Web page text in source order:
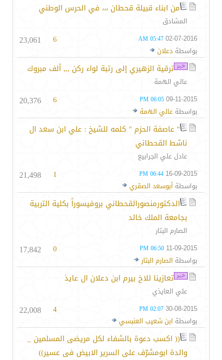
من ابناء قبيلة قحطان ،،، في الحرس الوطني
المشادق
02-07-2016
05:47 AM
بواسطة دعلان
6
23,061
ترقية الزهيري إلى رتبة لواء ركن ,,, ألف مبروك
عالي الهمة
09-11-2015
06:05 PM
بواسطة عالي الهمة
6
20,376
" عاصفة الحزم " كلمه للشيخ : علي ابن سعد ال
ناشط القحطاني
عادل علي الجرابيع
16-09-2015
06:44 PM
بواسطة أبوسعد الصقري
1
21,498
الدكتورمنصورالقحطاني بروفيسوراً بكلية التربية
بجامعة الملك خالد
الصارم البتار
11-09-2015
06:50 PM
بواسطة الصارم البتار
0
17,842
تعازينا للاخ بيرم ابن دعلان ال عايذ
علي العايذي
30-08-2015
02:07 PM
بواسطة ابن شعيب العنبسي
4
22,008
(( اكسب دعوة بالشفاء لكل مريضى المسلمين _
والدة ابومشرّف على السرير الابيض فى عسير))